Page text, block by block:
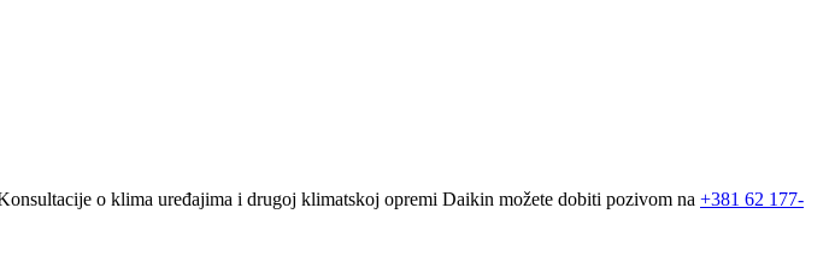
o klima uređajima i drugoj klimatskoj opremi Daikin možete dobiti pozivom na +381 62 177-